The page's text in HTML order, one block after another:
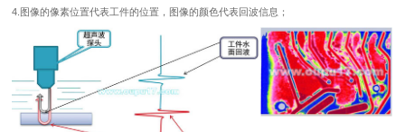
4.图像的像素位置代表工件的位置，图像的颜色代表回波信息；